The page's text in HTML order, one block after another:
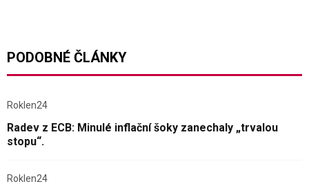
PODOBNÉ ČLÁNKY
Roklen24
Radev z ECB: Minulé inflační šoky zanechaly „trvalou
stopu“.
Roklen24